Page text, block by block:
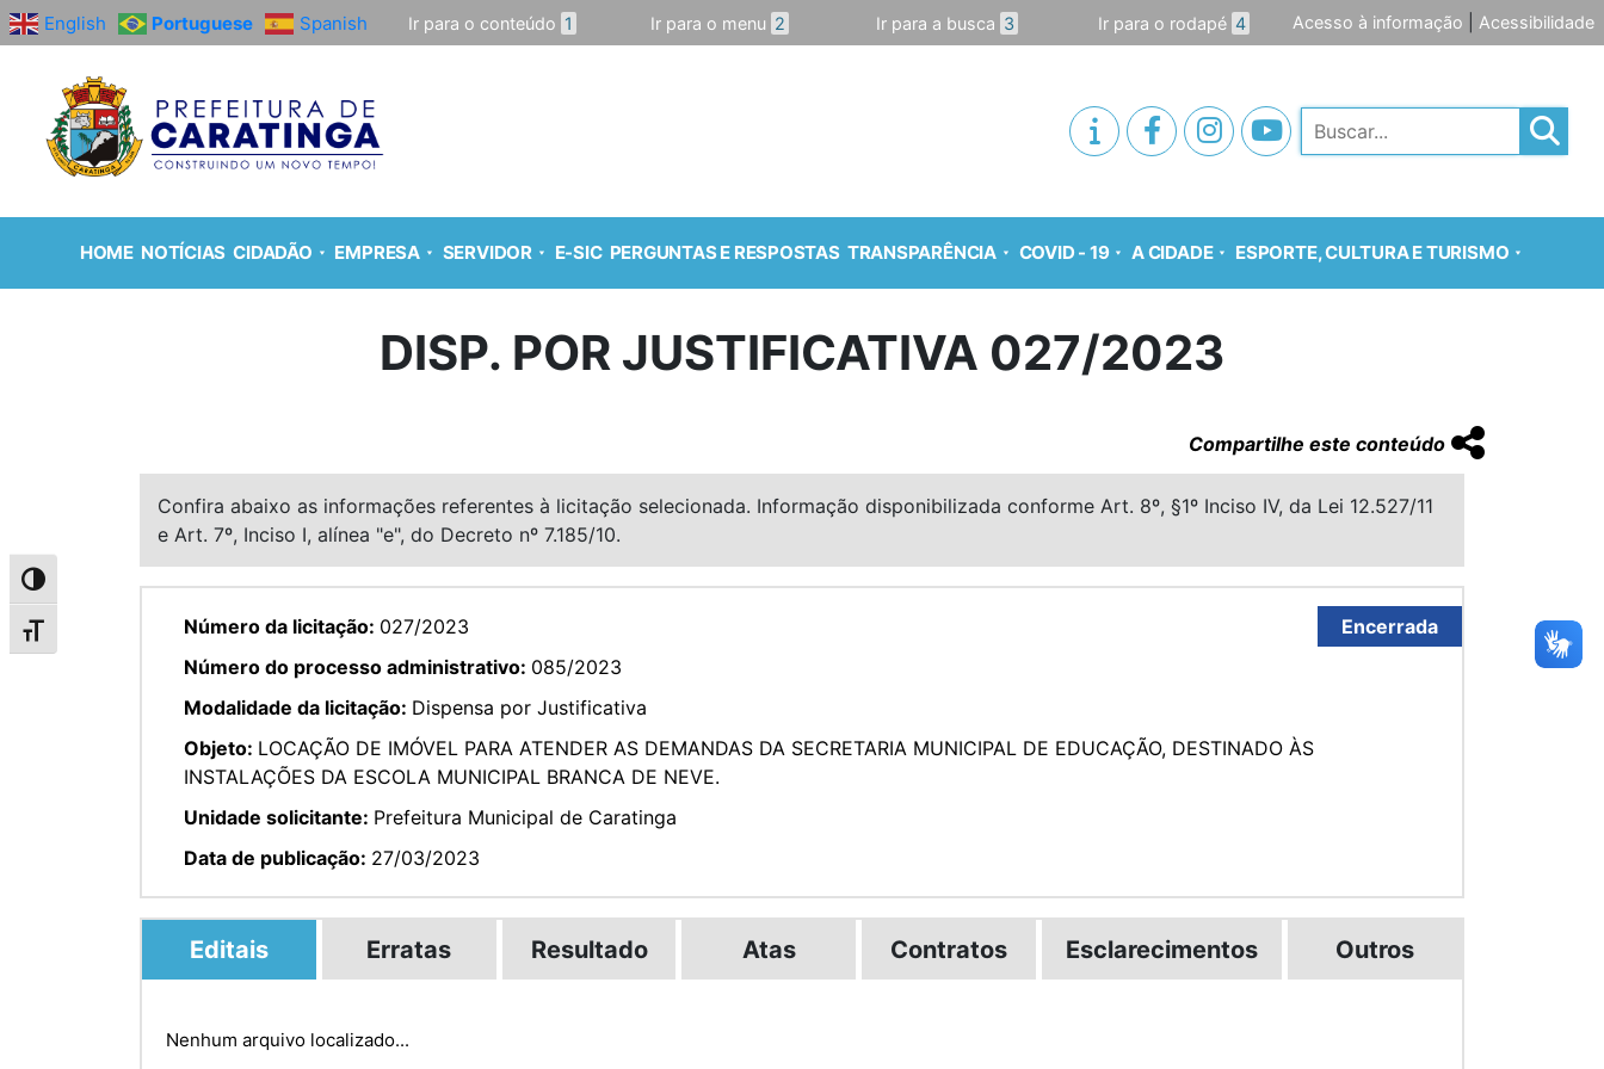
Alternar alto contraste
Alternar tamanho da fonte
English Portuguese Spanish Ir para o conteúdo 1 Ir para o menu 2 Ir para a busca 3 Ir para o rodapé 4 Acesso à informação Acessibilidade
Pesquisar
HOME NOTÍCIAS CIDADÃO EMPRESA SERVIDOR E-SIC PERGUNTAS E RESPOSTAS TRANSPARÊNCIA COVID - 19 A CIDADE ESPORTE, CULTURA E TURISMO
DISP. POR JUSTIFICATIVA 027/2023
Compartilhe este conteúdo
Confira abaixo as informações referentes à licitação selecionada. Informação disponibilizada conforme Art. 8º, §1º Inciso IV, da Lei 12.527/11
e Art. 7º, Inciso I, alínea "e", do Decreto nº 7.185/10.
Encerrada
Número da licitação: 027/2023
Número do processo administrativo: 085/2023
Modalidade da licitação: Dispensa por Justificativa
Objeto: LOCAÇÃO DE IMÓVEL PARA ATENDER AS DEMANDAS DA SECRETARIA MUNICIPAL DE EDUCAÇÃO, DESTINADO ÀS
INSTALAÇÕES DA ESCOLA MUNICIPAL BRANCA DE NEVE.
Unidade solicitante: Prefeitura Municipal de Caratinga
Data de publicação: 27/03/2023
Editais Erratas Resultado Atas Contratos Esclarecimentos Outros
Nenhum arquivo localizado...